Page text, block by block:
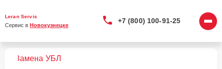
Leran Servis
Сервис в Новокузнецке
+7 (800) 100-91-25
Замена УБЛ